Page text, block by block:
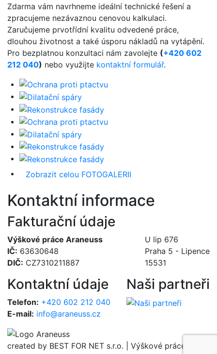
Zdarma vám navrhneme ideální technické řešení a
zpracujeme nezávaznou cenovou kalkulaci.
Zaručujeme prvotřídní kvalitu odvedené práce,
dlouhou životnost a také úsporu nákladů na vytápění.
Pro bezplatnou konzultaci nám zavolejte (+420 602
212 040) nebo využijte kontaktní formulář.
Zobrazit celou FOTOGALERII
Kontaktní informace
Fakturační údaje
Výškové práce Araneuss
IČ: 63630648
DIČ: CZ7310211887
U lip 676
Praha 5 - Lipence
15531
Kontaktní údaje
Telefon: +420 602 212 040
E-mail: info@araneuss.cz
Naši partneři
created by BEST FOR NET s.r.o. | Výškové práce